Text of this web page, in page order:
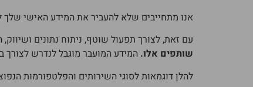
אנו מתחייבים שלא להעביר את המידע האישי שלך
עם זאת, לצורך תפעול שוטף, ניתוח נתונים
שותפים אלו. המידע המועבר מוגבל לנדרש לצורך
להלן דוגמאות לסוגי השירותים והפלטפורמות